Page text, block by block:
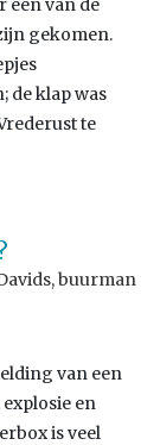
een van de
gekomen.
de klap was
te
buurman
van een
en
is veel